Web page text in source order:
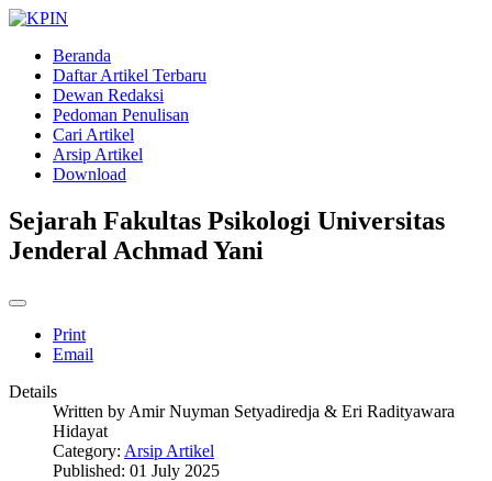
Beranda
Daftar Artikel Terbaru
Dewan Redaksi
Pedoman Penulisan
Cari Artikel
Arsip Artikel
Download
Sejarah Fakultas Psikologi Universitas
Jenderal Achmad Yani
Print
Email
Details
Written by Amir Nuyman Setyadiredja & Eri Radityawara
Hidayat
Category: Arsip Artikel
Published: 01 July 2025